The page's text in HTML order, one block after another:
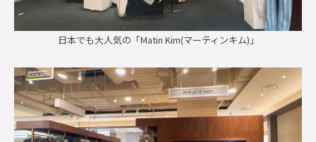
日本でも大人気の「Matin Kim(マーティンキム)」